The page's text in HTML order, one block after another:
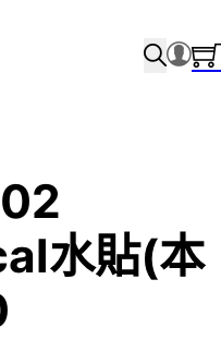
水貼(本